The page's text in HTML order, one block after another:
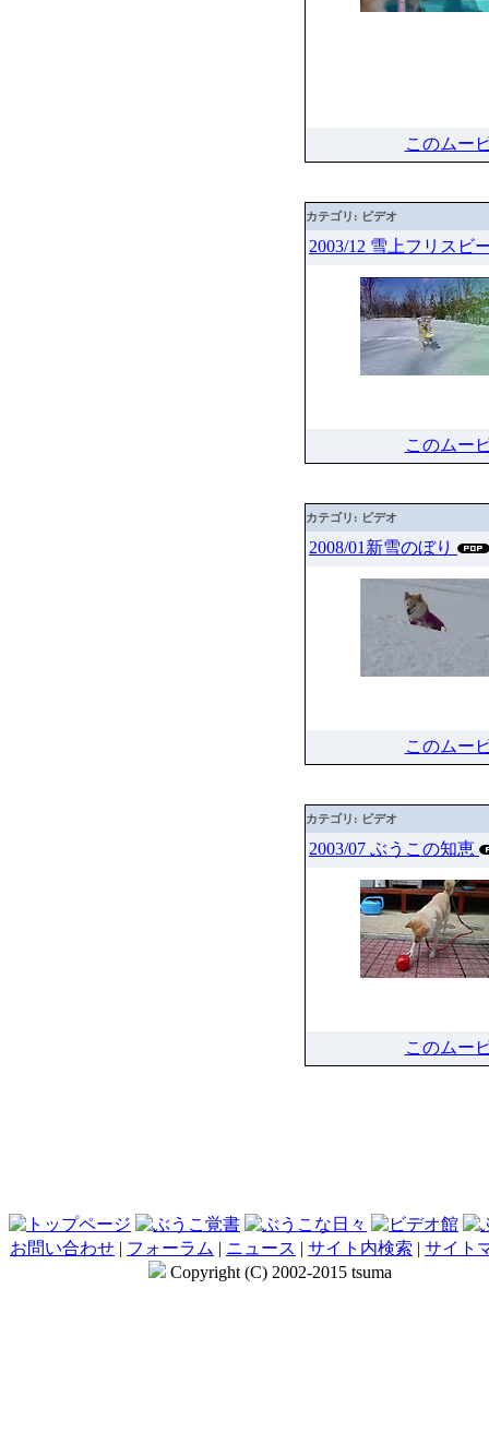
このムー
カテゴリ: ビデオ
2003/12 雪上フリスビ
このムー
カテゴリ: ビデオ
2008/01新雪のぼり
このムー
カテゴリ: ビデオ
2003/07 ぶうこの知恵
このムー
お問い合わせ | フォーラム | ニュース | サイト内検索 | サイト
Copyright (C) 2002-2015 tsuma